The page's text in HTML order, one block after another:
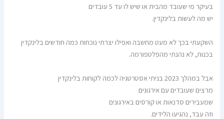
בעיקר מי שעובד מהבית או שיש לו עד 5 עובדים
יש מה לעשות בלינקדין.
השקעתי בכך לא מעט מחשבה ואפילו יצרתי נוכחות כמה חודשים בלינקדין
בכנות, לא נהנתי מהפלטפורמה.
אבל במהלך 2023 בניתי אסטרטגיה לכמה לקוחות בלינקדין
מרצים שעובדים עם אירגונים
שמעבירים סדנאות או קורסים באירגונים
וזה עבד, נהגיעו הלידים.